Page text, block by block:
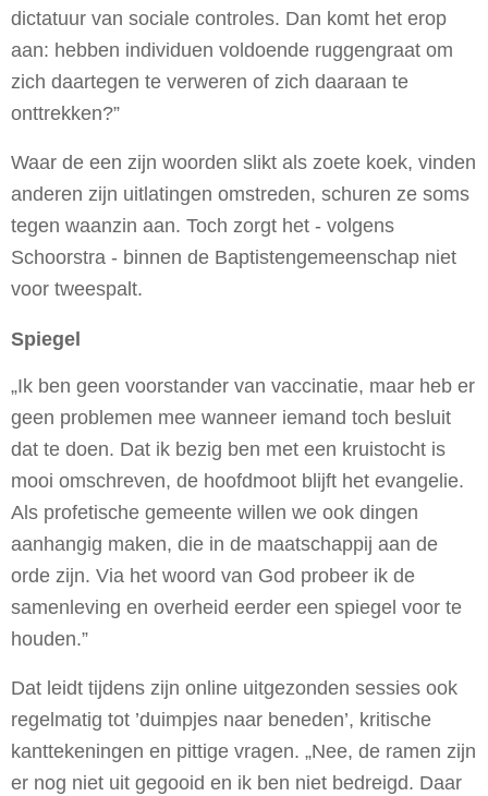
dictatuur van sociale controles. Dan komt het erop
aan: hebben individuen voldoende ruggengraat om
zich daartegen te verweren of zich daaraan te
onttrekken?”
Waar de een zijn woorden slikt als zoete koek, vinden
anderen zijn uitlatingen omstreden, schuren ze soms
tegen waanzin aan. Toch zorgt het - volgens
Schoorstra - binnen de Baptistengemeenschap niet
voor tweespalt.
Spiegel
„Ik ben geen voorstander van vaccinatie, maar heb er
geen problemen mee wanneer iemand toch besluit
dat te doen. Dat ik bezig ben met een kruistocht is
mooi omschreven, de hoofdmoot blijft het evangelie.
Als profetische gemeente willen we ook dingen
aanhangig maken, die in de maatschappij aan de
orde zijn. Via het woord van God probeer ik de
samenleving en overheid eerder een spiegel voor te
houden.”
Dat leidt tijdens zijn online uitgezonden sessies ook
regelmatig tot ’duimpjes naar beneden’, kritische
kanttekeningen en pittige vragen. „Nee, de ramen zijn
er nog niet uit gegooid en ik ben niet bedreigd. Daar